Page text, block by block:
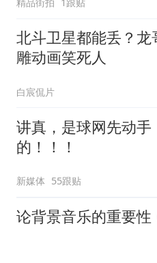
北斗卫星都能丢？龙
雕动画笑死人
白宸侃片
讲真，是球网先动手
的！！！
新媒体 55跟贴
论背景音乐的重要性